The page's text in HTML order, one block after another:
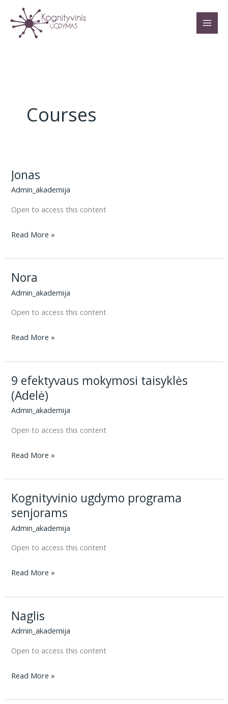
prie
turinio
Courses
Jonas
Admin_akademija
Open to access this content
Jonas
Read More »
Nora
Admin_akademija
Open to access this content
Nora
Read More »
9 efektyvaus mokymosi taisyklės
(Adelė)
Admin_akademija
Open to access this content
9
mokymosi
taisyklės
(Adelė)
Read More »
Kognityvinio ugdymo programa
senjorams
Admin_akademija
Open to access this content
Kognityvinio
programa
senjorams
Read More »
Naglis
Admin_akademija
Open to access this content
Naglis
Read More »